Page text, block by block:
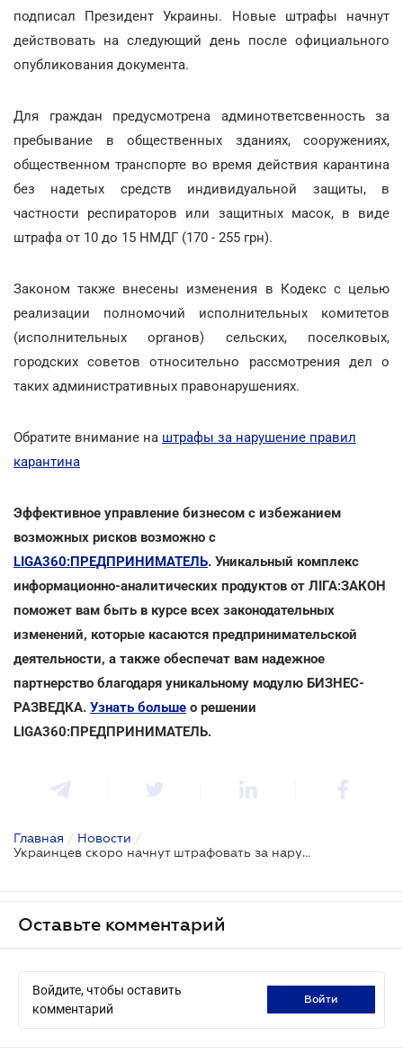
подписал Президент Украины. Новые штрафы начнут
действовать на следующий день после официального
опубликования документа.
Для граждан предусмотрена админответсвенность за
пребывание в общественных зданиях, сооружениях,
общественном транспорте во время действия карантина
без надетых средств индивидуальной защиты, в
частности респираторов или защитных масок, в виде
штрафа от 10 до 15 НМДГ (170 - 255 грн).
Законом также внесены изменения в Кодекс с целью
реализации полномочий исполнительных комитетов
(исполнительных органов) сельских, поселковых,
городских советов относительно рассмотрения дел о
таких административных правонарушениях.
Обратите внимание на штрафы за нарушение правил
карантина
Эффективное управление бизнесом с избежанием
возможных рисков возможно с
LIGA360:ПРЕДПРИНИМАТЕЛЬ. Уникальный комплекс
информационно-аналитических продуктов от ЛІГА:ЗАКОН
поможет вам быть в курсе всех законодательных
изменений, которые касаются предпринимательской
деятельности, а также обеспечат вам надежное
партнерство благодаря уникальному модулю БИЗНЕС-
РАЗВЕДКА. Узнать больше о решении
LIGA360:ПРЕДПРИНИМАТЕЛЬ.
Главная / Новости /
Украинцев скоро начнут штрафовать за нарушение масочного режима
Оставьте комментарий
Войдите, чтобы оставить
комментарий
войти